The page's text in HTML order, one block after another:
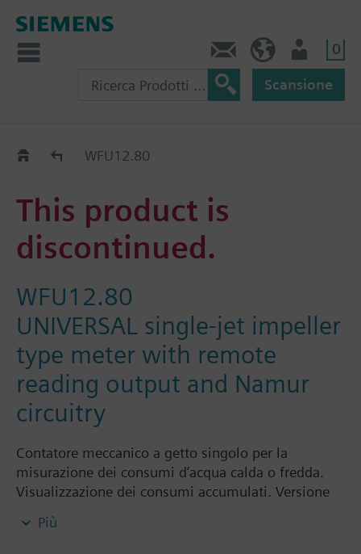
0
Scansione
Old2NewWFU12.80
This product is
discontinued.
WFU12.80
UNIVERSAL single-jet impeller
type meter with remote
reading output and Namur
circuitry
Contatore meccanico a getto singolo per la
misurazione dei consumi d’acqua calda o fredda.
Visualizzazione dei consumi accumulati. Versione
nichelato, girante a secco con trasmissione
Più